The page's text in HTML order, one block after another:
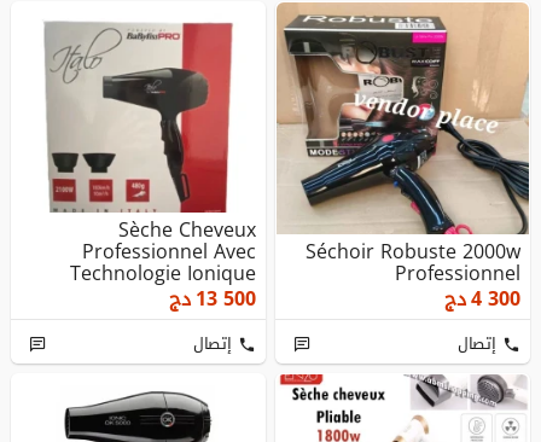
Séchoir Robuste 2000w
Professionnel
4 300دج
إتصال
Sèche Cheveux
Professionnel Avec
Technologie Ionique
2100W HALO BaByli...
13 500دج
إتصال